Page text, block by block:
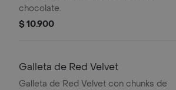
chocolate.
$ 10.900
Galleta de Red Velvet
Galleta de Red Velvet con chunks de